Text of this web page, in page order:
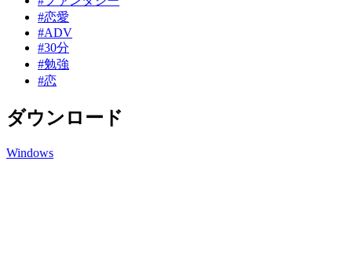
#恋愛
#ADV
#30分
#勉強
#恋
ダウンロード
Windows